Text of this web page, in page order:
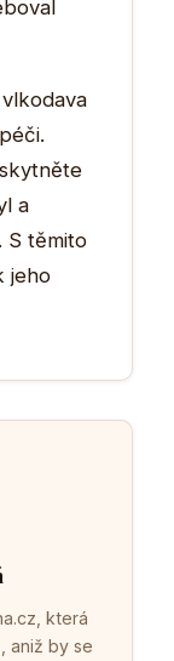
a
S těmito
jeho
která
aniž by se